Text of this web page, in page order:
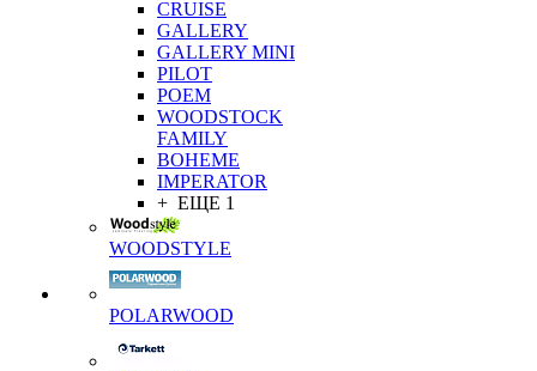
CRUISE
GALLERY
GALLERY MINI
PILOT
POEM
WOODSTOCK
FAMILY
BOHEME
IMPERATOR
+ ЕЩЕ 1
WOODSTYLE
POLARWOOD